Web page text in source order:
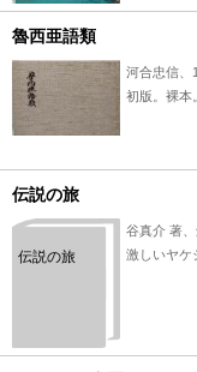
魯西亜語類
河合忠信、
初版。裸本
伝説の旅
伝説の旅
谷真介 著
激しいヤケ